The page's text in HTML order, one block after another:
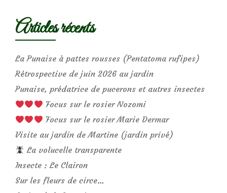
Articles récents
La Punaise à pattes rousses (Pentatoma rufipes)
Rétrospective de juin 2026 au jardin
Punaise, prédatrice de pucerons et autres insectes
Focus sur le rosier Nozomi
Focus sur le rosier Marie Dermar
Visite au jardin de Martine (jardin privé)
La volucelle transparente
Insecte : Le Clairon
Sur les fleurs de circe…